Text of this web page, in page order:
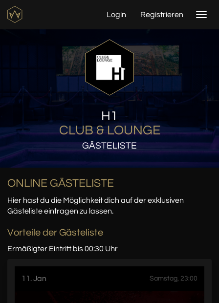
Login Registrieren
H1
CLUB & LOUNGE
GÄSTELISTE
ONLINE GÄSTELISTE
Hier hast du die Möglichkeit dich auf der exklusiven
Gästeliste eintragen zu lassen.
Vorteile der Gästeliste
Ermäßigter Eintritt bis 00:30 Uhr
11. Jan Samstag, 23:00